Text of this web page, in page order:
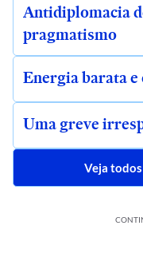
Antidiplomacia
pragmatismo
Energia barata e
Uma greve
Veja